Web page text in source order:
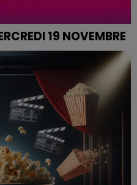
19 NOVEMBRE
19 NOVEMBRE